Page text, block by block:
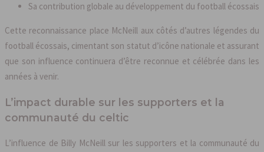
Sa contribution globale au développement du football écossais
Cette reconnaissance place McNeill aux côtés d’autres légendes du
football écossais, cimentant son statut d’icône nationale et assurant
que son influence continuera d’être reconnue et célébrée dans les
années à venir.
L’impact durable sur les supporters et la
communauté du celtic
L’influence de Billy McNeill sur les supporters et la communauté du